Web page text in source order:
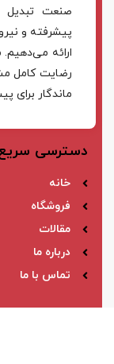
صنعت تبدیل
پیشرفته و
ارائه
رضایت کامل
ماندگار
دسترسی
خانه
فروشگاه
مقالات
درباره ما
تماس با ما